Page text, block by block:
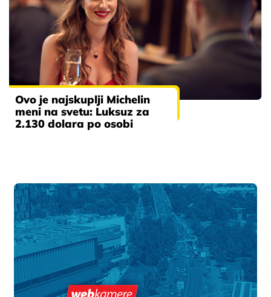
Ovo je najskuplji Michelin
meni na svetu: Luksuz za
2.130 dolara po osobi